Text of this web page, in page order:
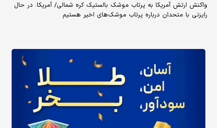
واکنش ارتش آمریکا به پرتاب موشک بالستیک کره شمالی/ آمریکا: در حال
رایزنی با متحدان درباره پرتاب موشک‌های اخیر هستیم